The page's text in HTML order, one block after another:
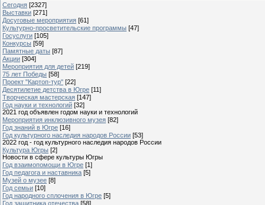
Сегодня [2327]
Выставки [271]
Досуговые мероприятия [61]
Культурно-просветительские программы [47]
Госуслуги [105]
Конкурсы [59]
Памятные даты [87]
Акции [304]
Мероприятия для детей [219]
75 лет Победы [58]
Проект "Картоп-тур" [22]
Десятилетие детства в Югре [11]
Творческая мастерская [147]
Год науки и технологий [32]
2021 год объявлен годом науки и технологий
Мероприятия инклюзивного музея [82]
Год знаний в Югре [16]
Год культурного наследия народов России [53]
2022 год - год культурного наследия народов России
Культура Югры [2]
Новости в сфере культуры Югры
Год взаимопомощи в Югре [1]
Год педагога и наставника [5]
Музей о музее [8]
Год семьи [10]
Год народного сплочения в Югре [5]
Год защитника отечества [58]